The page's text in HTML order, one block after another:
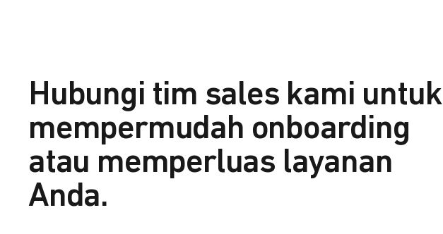
Hubungi tim sales kami untuk
mempermudah onboarding
atau memperluas layanan
Anda.